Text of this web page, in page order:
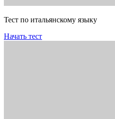
Тест по итальянскому языку
Начать тест